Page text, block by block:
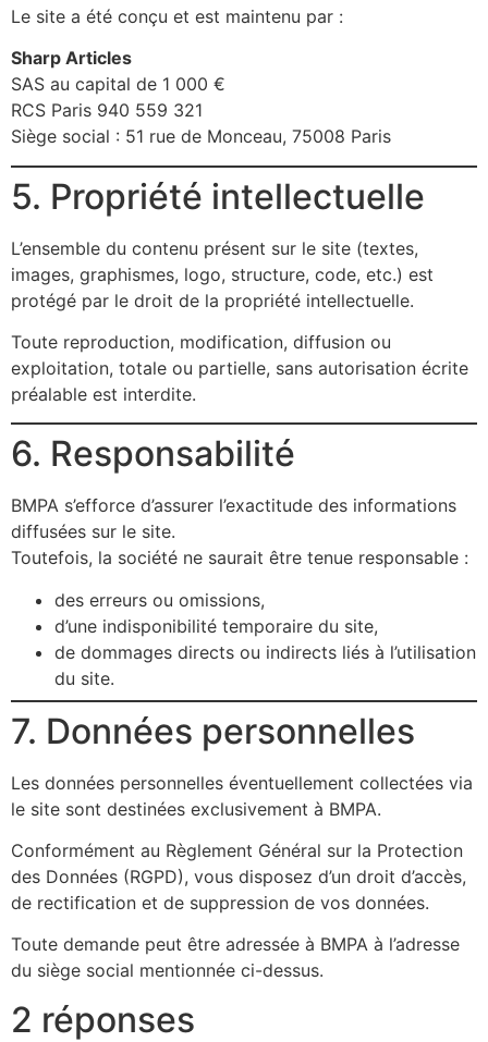
Le site a été conçu et est maintenu par :
Sharp Articles
SAS au capital de 1 000 €
RCS Paris 940 559 321
Siège social : 51 rue de Monceau, 75008 Paris
5. Propriété intellectuelle
L’ensemble du contenu présent sur le site (textes,
images, graphismes, logo, structure, code, etc.) est
protégé par le droit de la propriété intellectuelle.
Toute reproduction, modification, diffusion ou
exploitation, totale ou partielle, sans autorisation écrite
préalable est interdite.
6. Responsabilité
BMPA s’efforce d’assurer l’exactitude des informations
diffusées sur le site.
Toutefois, la société ne saurait être tenue responsable :
des erreurs ou omissions,
d’une indisponibilité temporaire du site,
de dommages directs ou indirects liés à l’utilisation
du site.
7. Données personnelles
Les données personnelles éventuellement collectées via
le site sont destinées exclusivement à BMPA.
Conformément au Règlement Général sur la Protection
des Données (RGPD), vous disposez d’un droit d’accès,
de rectification et de suppression de vos données.
Toute demande peut être adressée à BMPA à l’adresse
du siège social mentionnée ci-dessus.
2 réponses